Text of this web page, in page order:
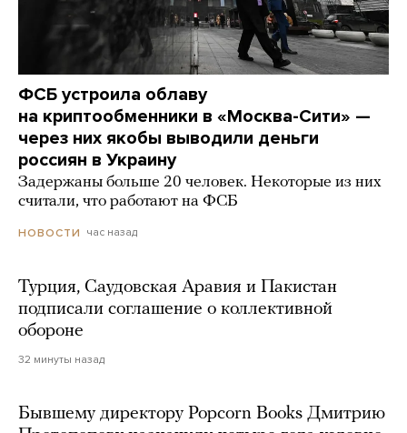
ФСБ устроила облаву
на криптообменники в «Москва-Сити» —
через них якобы выводили деньги
россиян в Украину
Задержаны больше 20 человек. Некоторые из них
считали, что работают на ФСБ
НОВОСТИ час назад
Турция, Саудовская Аравия и Пакистан
подписали соглашение о коллективной
обороне
32 минуты назад
Бывшему директору Popcorn Books Дмитрию